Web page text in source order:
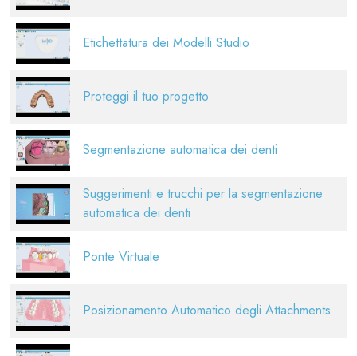
Etichettatura dei Modelli Studio
Proteggi il tuo progetto
Segmentazione automatica dei denti
Suggerimenti e trucchi per la segmentazione
automatica dei denti
Ponte Virtuale
Posizionamento Automatico degli Attachments